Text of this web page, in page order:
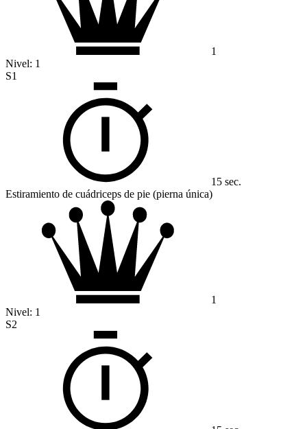
1
Nivel: 1
S1
15 sec.
Estiramiento de cuádriceps de pie (pierna única)
1
Nivel: 1
S2